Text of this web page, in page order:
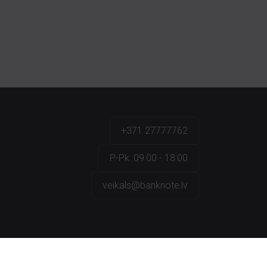
+371 27777762
P.-Pk. 09:00 - 18:00
veikals@banknote.lv